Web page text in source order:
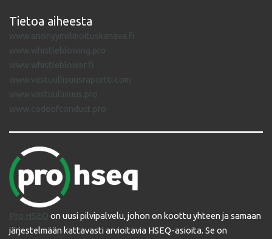
Tietoa aiheesta
www.anonyymiilmoituskanava.fi
www.whistleblowing.pro
www.whistleblower.fi
www.vastuullisuusraportti.com
www.vastuullisuus.pro
www.codeofconduct.pro
Pro HSEQ on uusi pilvipalvelu, johon on koottu yhteen ja samaan
järjestelmään kattavasti arvioitavia HSEQ-asioita. Se on